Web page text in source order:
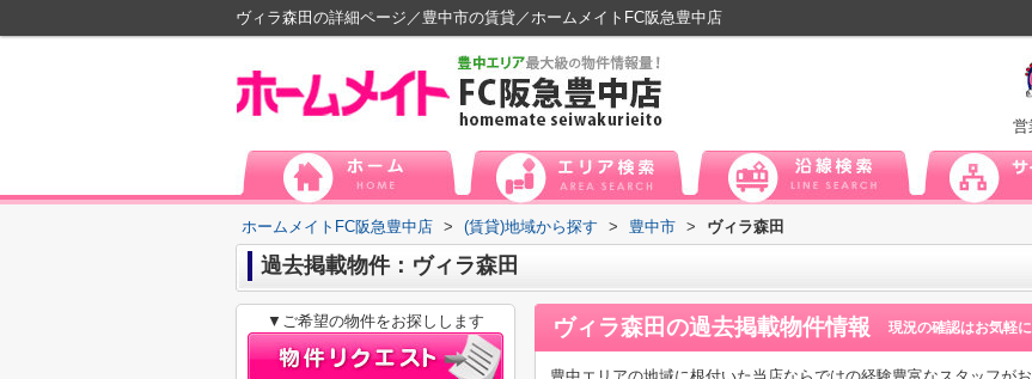
ヴィラ森田の詳細ページ／豊中市の賃貸／ホームメイトFC阪急豊中店
営
ホームメイトFC阪急豊中店 > (賃貸)地域から探す > 豊中市 > ヴィラ森田
過去掲載物件：ヴィラ森田
ヴィラ森田の過去掲載物件情報 現況の確認はお気軽
▼ご希望の物件をお探しします